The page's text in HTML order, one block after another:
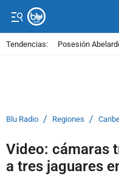
Tendencias: Posesión
Blu Radio / Regiones /
Video: cámaras
a tres jaguares